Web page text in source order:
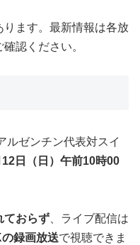
ます。最新情報は各放
認ください。
ルゼンチン代表対スイ
日（日）午前10時00
ておらず 、ライブ配信は
録画放送で視聴できま